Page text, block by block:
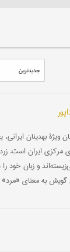
ویژۀ بهدینان‌ ایرانی‌،
مركزی‌ ایران‌ است‌.
و زبان‌ خود
گویش‌ به‌ معنای